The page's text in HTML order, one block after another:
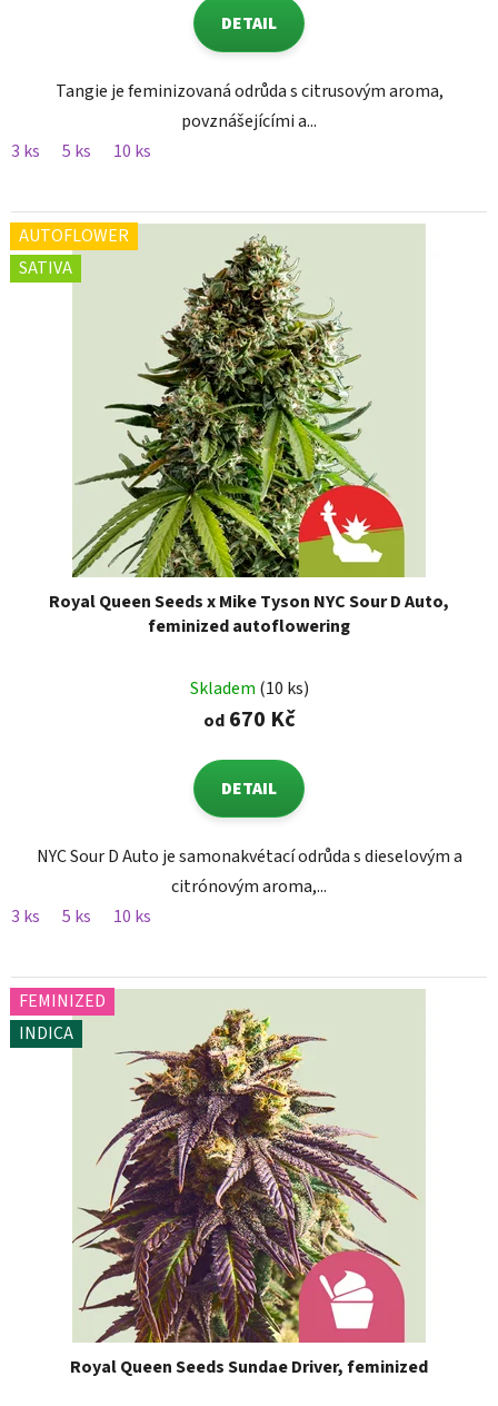
DETAIL
Tangie je feminizovaná odrůda s citrusovým aroma,
povznášejícími a...
3 ks
5 ks 10 ks
AUTOFLOWER
SATIVA
Royal Queen Seeds x Mike Tyson NYC Sour D Auto,
feminized autoflowering
Skladem (10 ks)
od670 Kč
DETAIL
NYC Sour D Auto je samonakvétací odrůda s dieselovým a
citrónovým aroma,...
3 ks
5 ks 10 ks
FEMINIZED
INDICA
Royal Queen Seeds Sundae Driver, feminized